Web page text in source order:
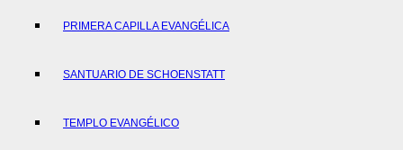
PRIMERA CAPILLA EVANGÉLICA
SANTUARIO DE SCHOENSTATT
TEMPLO EVANGÉLICO